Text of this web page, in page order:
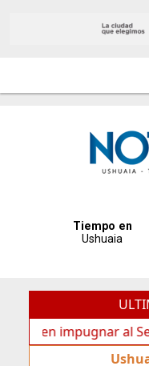
impugnar al Senador